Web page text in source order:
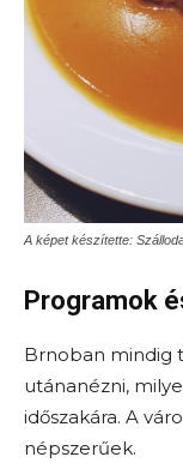
A képet készítette:
Programok
Brnoban mindig
utánanézni,
időszakára. A
népszerűek.